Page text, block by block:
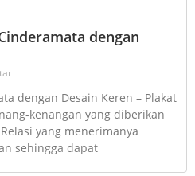
dengan
dengan Desain Keren – Plakat
kenangan yang diberikan
yang menerimanya
sehingga dapat